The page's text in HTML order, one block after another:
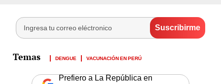
DENGUE VACUNACIÓN EN PERÚ
Prefiero a La República en